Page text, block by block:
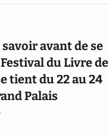
savoir avant de se
du Livre de
tient du 22 au 24
Palais